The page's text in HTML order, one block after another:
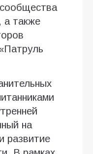
также
на
развитие